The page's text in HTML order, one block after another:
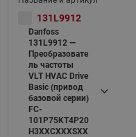
131L9912
Danfoss
131L9912 —
Преобразовате
ль частоты
VLT HVAC Drive
Basic (привод
базовой серии)
FC-
101P75KT4P20
H3XXCXXXSXX